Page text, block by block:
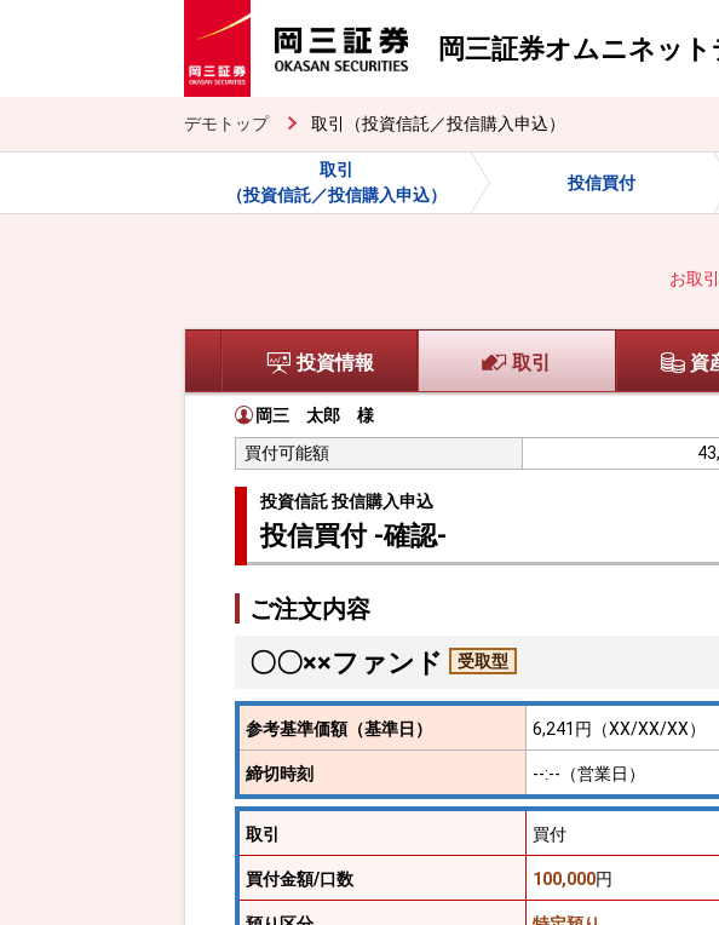
岡三証券オムニネット
デモトップ 取引（投資信託／投信購入申込）
取引
（投資信託／投信購入申込）
投信買付
お取
投資情報 取引 資
岡三 太郎 様
買付可能額
投資信託 投信購入申込
投信買付 -確認-
ご注文内容
〇〇××ファンド 受取型
参考基準価額（基準日） 6,241円 （XX/XX/XX）
締切時刻 --:--（営業日）
取引 買付
買付金額/口数 100,000円